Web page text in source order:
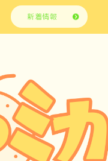
新着情報